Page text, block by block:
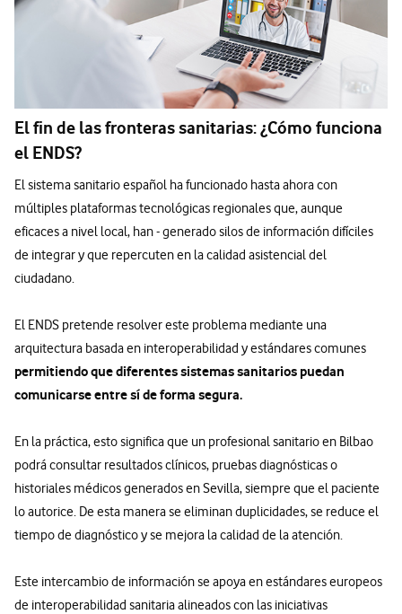
El fin de las fronteras sanitarias: ¿Cómo funciona
el ENDS?
El sistema sanitario español ha funcionado hasta ahora con
múltiples plataformas tecnológicas regionales que, aunque
eficaces a nivel local, han - generado silos de información difíciles
de integrar y que repercuten en la calidad asistencial del
ciudadano.
El ENDS pretende resolver este problema mediante una
arquitectura basada en interoperabilidad y estándares comunes
permitiendo que diferentes sistemas sanitarios puedan
comunicarse entre sí de forma segura.
En la práctica, esto significa que un profesional sanitario en Bilbao
podrá consultar resultados clínicos, pruebas diagnósticas o
historiales médicos generados en Sevilla, siempre que el paciente
lo autorice. De esta manera se eliminan duplicidades, se reduce el
tiempo de diagnóstico y se mejora la calidad de la atención.
Este intercambio de información se apoya en estándares europeos
de interoperabilidad sanitaria alineados con las iniciativas